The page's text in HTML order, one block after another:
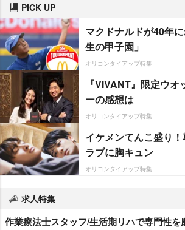
PICK UP
マクドナルドが40年
生の甲子園」
オリコンタイアップ特集
『VIVANT』限定ウ
ーの感想は
オリコンタイアップ特集
イケメンてんこ盛り
ラブに胸キュン
オリコンタイアップ特集
求人特集
作業療法士スタッフ/生活期リハで専門性を